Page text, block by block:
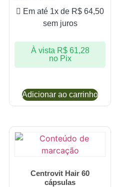
Em até 1x de R$ 64,50
sem juros
À vista R$61,28
no Pix
Adicionar ao carrinho
Centrovit Hair 60
cápsulas